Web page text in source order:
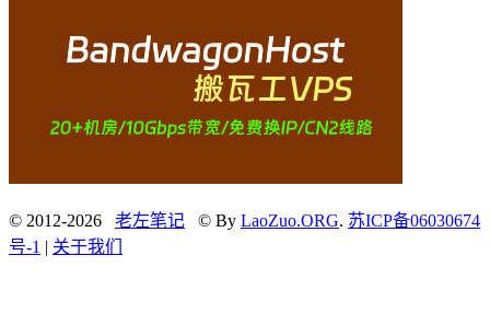
© 2012-2026 老左笔记 © By LaoZuo.ORG. 苏ICP备06030674
号-1 | 关于我们